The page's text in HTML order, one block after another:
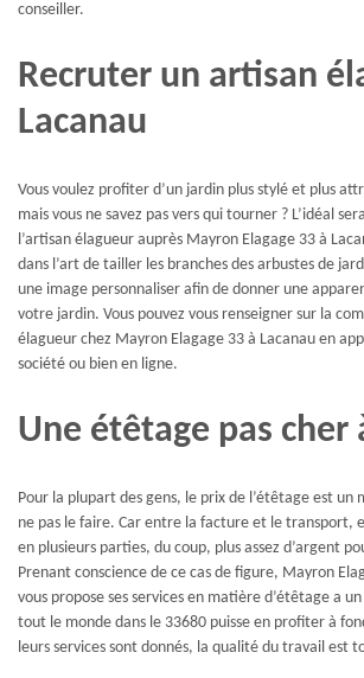
conseiller.
Recruter un artisan
Lacanau
Vous voulez profiter d’un jardin plus stylé et plus
mais vous ne savez pas vers qui tourner ? L’idéal
l’artisan élagueur auprès Mayron Elagage 33 à
dans l’art de tailler les branches des arbustes de
une image personnaliser afin de donner une
votre jardin. Vous pouvez vous renseigner sur la
élagueur chez Mayron Elagage 33 à Lacanau en
société ou bien en ligne.
Une étêtage pas cher
Pour la plupart des gens, le prix de l’étêtage est un
ne pas le faire. Car entre la facture et le transport,
en plusieurs parties, du coup, plus assez d’argent
Prenant conscience de ce cas de figure, Mayron
vous propose ses services en matière d’étêtage a
tout le monde dans le 33680 puisse en profiter à
leurs services sont donnés, la qualité du travail est